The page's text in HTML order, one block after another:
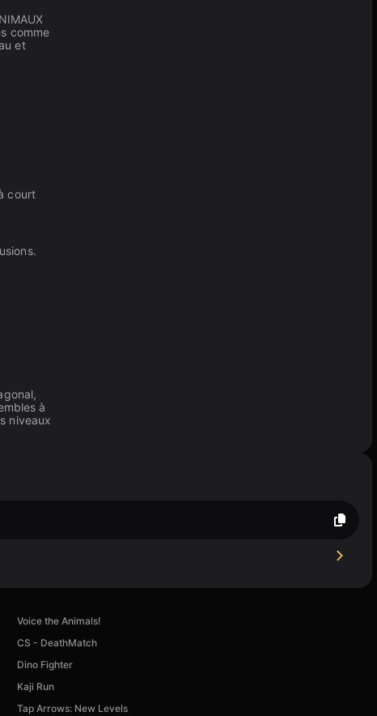
comme
et
court
à
niveaux
Voice the Animals!
CS - DeathMatch
Dino Fighter
Kaji Run
Tap Arrows: New Levels